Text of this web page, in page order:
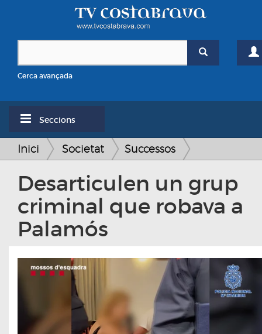
Cerca avançada
Seccions
Inici Societat Successos
Desarticulen un grup
criminal que robava a
Palamós